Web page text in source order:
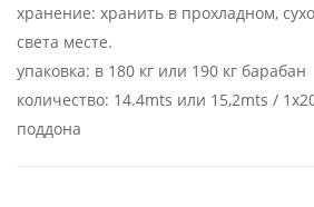
хранение: хранить в прохладном,
света месте.
упаковка: в 180 кг или 190 кг барабан
количество: 14.4mts или 15,2mts /
поддона